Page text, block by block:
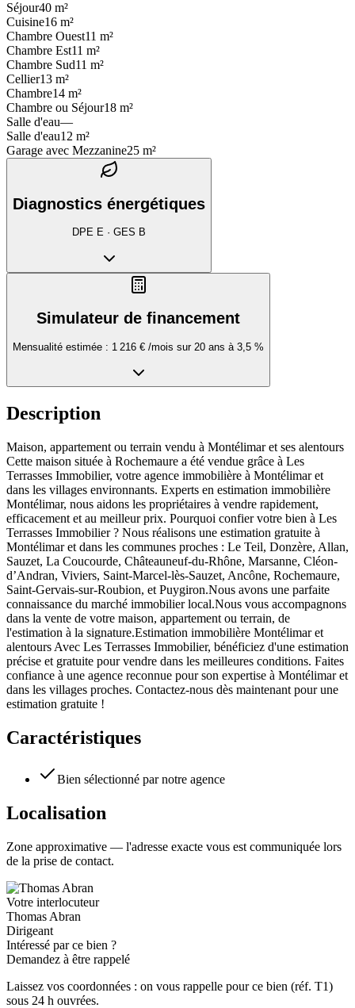
Séjour40 m²
Cuisine16 m²
Chambre Ouest11 m²
Chambre Est11 m²
Chambre Sud11 m²
Cellier13 m²
Chambre14 m²
Chambre ou Séjour18 m²
Salle d'eau—
Salle d'eau12 m²
Garage avec Mezzanine25 m²
Diagnostics énergétiques
DPE E · GES B
Simulateur de financement
Mensualité estimée : 1 216 € /mois sur 20 ans à 3,5 %
Description
Maison, appartement ou terrain vendu à Montélimar et ses alentours
Cette maison située à Rochemaure a été vendue grâce à Les
Terrasses Immobilier, votre agence immobilière à Montélimar et
dans les villages environnants. Experts en estimation immobilière
Montélimar, nous aidons les propriétaires à vendre rapidement,
efficacement et au meilleur prix. Pourquoi confier votre bien à Les
Terrasses Immobilier ? Nous réalisons une estimation gratuite à
Montélimar et dans les communes proches : Le Teil, Donzère, Allan,
Sauzet, La Coucourde, Châteauneuf-du-Rhône, Marsanne, Cléon-
d’Andran, Viviers, Saint-Marcel-lès-Sauzet, Ancône, Rochemaure,
Saint-Gervais-sur-Roubion, et Puygiron.Nous avons une parfaite
connaissance du marché immobilier local.Nous vous accompagnons
dans la vente de votre maison, appartement ou terrain, de
l'estimation à la signature.Estimation immobilière Montélimar et
alentours Avec Les Terrasses Immobilier, bénéficiez d'une estimation
précise et gratuite pour vendre dans les meilleures conditions. Faites
confiance à une agence reconnue pour son expertise à Montélimar et
dans les villages proches. Contactez-nous dès maintenant pour une
estimation gratuite !
Caractéristiques
Bien sélectionné par notre agence
Localisation
Zone approximative — l'adresse exacte vous est communiquée lors
de la prise de contact.
Votre interlocuteur
Thomas Abran
Dirigeant
Intéressé par ce bien ?
Demandez à être rappelé
Laissez vos coordonnées : on vous rappelle pour ce bien (réf. T1)
sous 24 h ouvrées.